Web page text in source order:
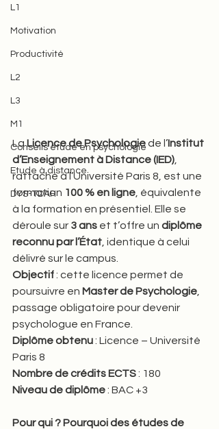
L1
Motivation
Productivité
L2
L3
M1
Conseils étude en psychologie
Etude à distance
DYS-TDAH
La Licence de Psychologie de l’Institut
d’Enseignement à Distance (IED)
rattaché à l’Université Paris 8, est une
formation 100 % en ligne , équivalente
à la formation en présentiel. Elle se
déroule sur 3 ans et t’offre un diplôme
reconnu par l’État , identique à celui
délivré sur le campus.
Objectif : cette licence permet de
poursuivre en Master de Psychologie
passage obligatoire pour devenir
psychologue en France.
Diplôme obtenu : Licence – Université
Paris 8
Nombre de crédits ECTS : 180
Niveau de diplôme : BAC +3
Pour qui ? Pourquoi des études de